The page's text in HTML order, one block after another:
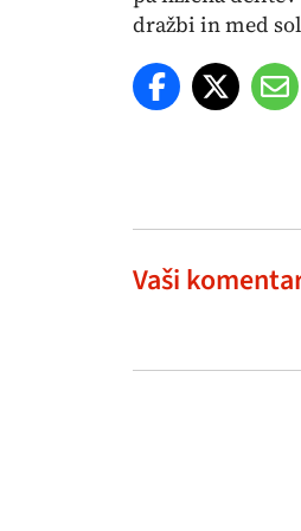
dražbi in med
Vaši